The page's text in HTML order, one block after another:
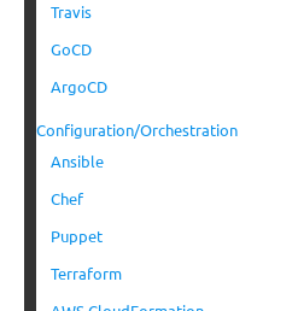
Travis
GoCD
ArgoCD
Configuration/Orchestration
Ansible
Chef
Puppet
Terraform